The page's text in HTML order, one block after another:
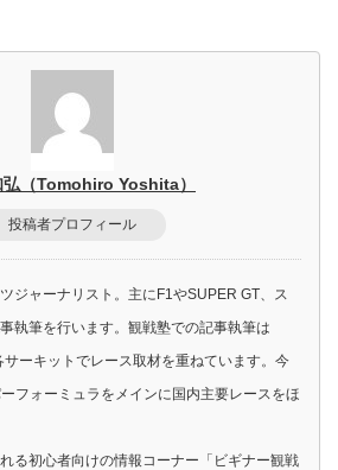
弘（Tomohiro Yoshita）
投稿者プロフィール
ジャーナリスト。主にF1やSUPER GT、ス
執筆を行います。観戦塾での記事執筆は
ーキットでレース取材を重ねています。今
フォーミュラをメインに国内主要レースをほ
る初心者向けの情報コーナー「ビギナー観戦